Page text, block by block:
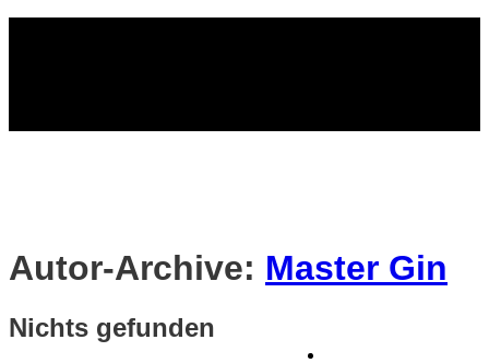
Autor-Archive: Master Gin
Nichts gefunden